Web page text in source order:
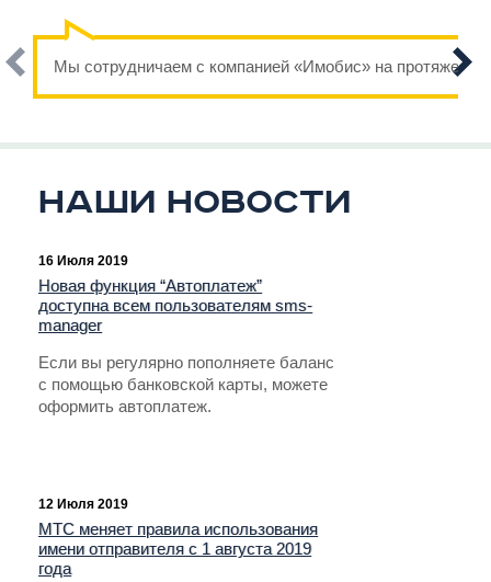
Мы сотрудничаем с компанией «Имобис» на
Наши новости
16 Июля 2019
Новая функция “Автоплатеж”
доступна всем пользователям sms-
manager
Если вы регулярно пополняете баланс
с помощью банковской карты, можете
оформить автоплатеж.
12 Июля 2019
МТС меняет правила использования
имени отправителя с 1 августа 2019
года